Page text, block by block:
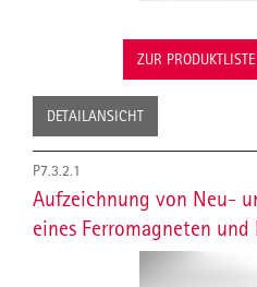
ZUR
DETAILANSICHT
P7.3.2.1
Aufzeichnung von Neu-
eines Ferromagneten und